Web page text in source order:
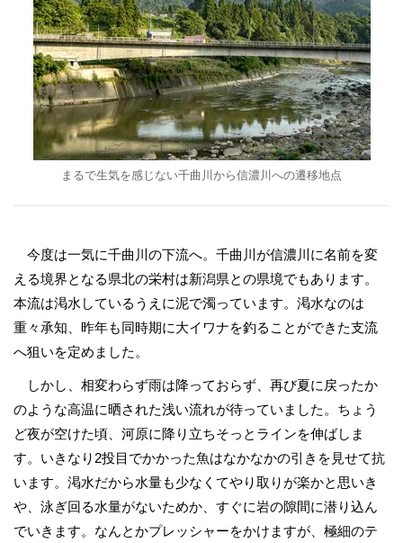
まるで生気を感じない千曲川から信濃川への遷移地点
今度は一気に千曲川の下流へ。千曲川が信濃川に名前を変
える境界となる県北の栄村は新潟県との県境でもあります。
本流は渇水しているうえに泥で濁っています。渇水なのは
重々承知、昨年も同時期に大イワナを釣ることができた支流
へ狙いを定めました。
しかし、相変わらず雨は降っておらず、再び夏に戻ったか
のような高温に晒された浅い流れが待っていました。ちょう
ど夜が空けた頃、河原に降り立ちそっとラインを伸ばしま
す。いきなり2投目でかかった魚はなかなかの引きを見せて抗
います。渇水だから水量も少なくてやり取りが楽かと思いき
や、泳ぎ回る水量がないためか、すぐに岩の隙間に潜り込ん
でいきます。なんとかプレッシャーをかけますが、極細のテ